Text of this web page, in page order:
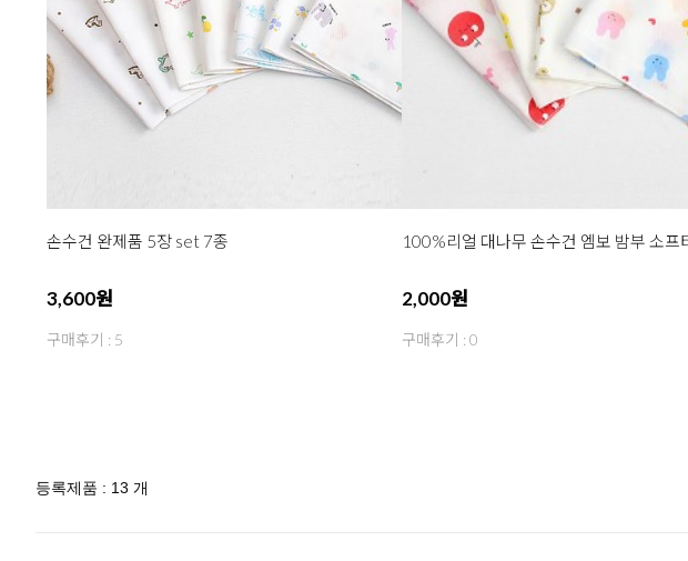
손수건 완제품 5장 set 7종
3,600원
구매후기 : 5
100%리얼 대나무 손수건 엠보 밤부 소프
2,000원
구매후기 : 0
등록제품 : 13 개